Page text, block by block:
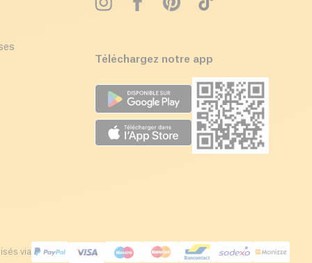
Téléchargez notre app
via